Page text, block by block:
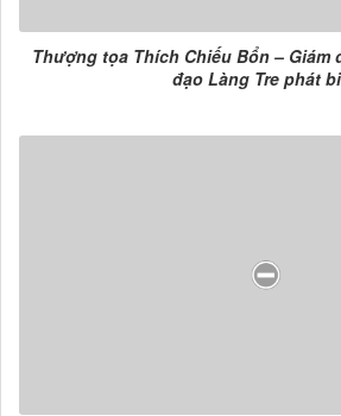
Thượng tọa Thích Chiếu Bổn – Giám
đạo Làng Tre phát